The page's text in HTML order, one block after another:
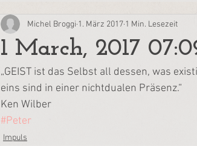
1 March, 2017
Michel Broggi 1. März 2017 1 Min. Lesezeit
„GEIST ist das Selbst all dessen, was
eins sind in einer nichtdualen Präsenz.“
Ken Wilber
#Peter
Impuls